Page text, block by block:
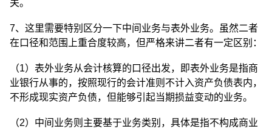
关。
7、这里需要特别区分一下中间业务与表外业务。虽然二者
在口径和范围上重合度较高，但严格来讲二者有一定区别：
（1）表外业务从会计核算的口径出发，即表外业务是指商
业银行从事的，按照现行的会计准则不计入资产负债表内，
不形成现实资产负债，但能够引起当期损益变动的业务。
（2）中间业务则主要基于业务类别，具体是指不构成商业